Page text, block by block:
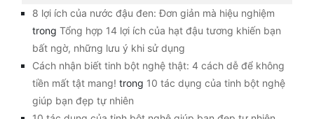
8 lợi ích của nước đậu đen: Đơn giản mà hiệu nghiệm
trong Tổng hợp 14 lợi ích của hạt đậu tương khiến bạn
bất ngờ, những lưu ý khi sử dụng
Cách nhận biết tinh bột nghệ thật: 4 cách dễ để không
tiền mất tật mang! trong 10 tác dụng của tinh bột nghệ
giúp bạn đẹp tự nhiên